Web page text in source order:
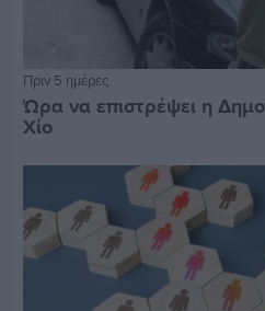
Πριν 5 ημέρες
Ώρα να επιστρέψει η
Χίο